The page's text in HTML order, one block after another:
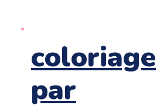
coloriage
par